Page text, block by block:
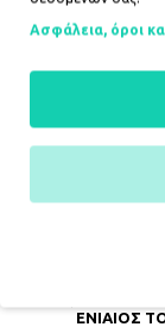
ΛΕΙΤΟΥΡΓΙΚΟ
ΕΝΙΑΙΟΣ
Ασφάλεια, όροι